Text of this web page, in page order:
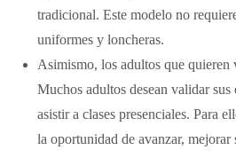
tradicional. Este modelo no
uniformes y loncheras.
Asimismo, los adultos que quieren
Muchos adultos desean validar sus
asistir a clases presenciales. Para
la oportunidad de avanzar,